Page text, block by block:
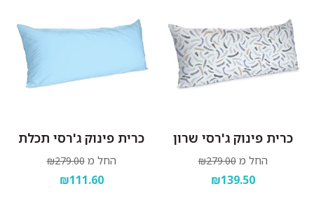
כרית פינוק ג'רסי שרון
החל מ ₪279.00
₪139.50
כרית פינוק ג'רסי תכלת
החל מ ₪279.00
₪111.60